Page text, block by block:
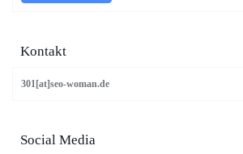
Kontakt
301[at]seo-woman.de
Social Media